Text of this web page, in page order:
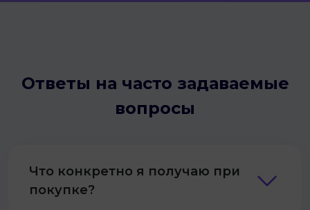
Ответы на часто задаваемые
вопросы
Что конкретно я получаю при
покупке?